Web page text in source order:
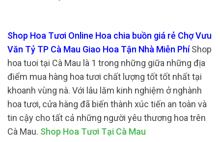
Shop Hoa Tươi Online Hoa chia buồn giá rẻ Chợ Vưu
Văn Tỷ TP Cà Mau Giao Hoa Tận Nhà Miễn PhíShop
hoa tuoi tại Cà Mau là 1 trong những giữa những địa
điểm mua hàng hoa tươi chất lượng tốt tốt nhất tại
khoanh vùng nà. Với lâu lăm kinh nghiệm ở nghành
hoa tươi, cửa hàng đã biến thành xúc tiến an toàn và
tin cậy cho tất cả những người yêu thương hoa trên
Cà Mau. Shop Hoa Tươi Tại Cà Mau